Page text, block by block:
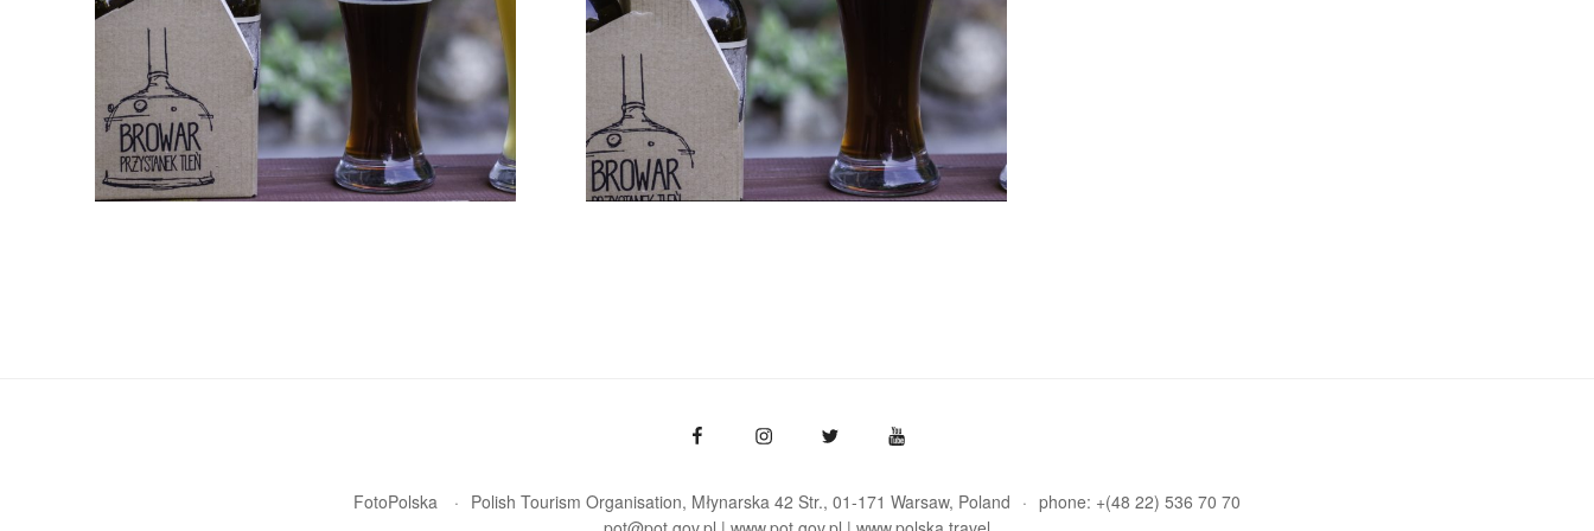
FotoPolska Polish Tourism Organisation, Młynarska 42 Str., 01-171 Warsaw Poland
phone: +(48 22) 536 70 70